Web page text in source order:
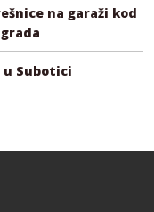
na garaži kod
u Subotici